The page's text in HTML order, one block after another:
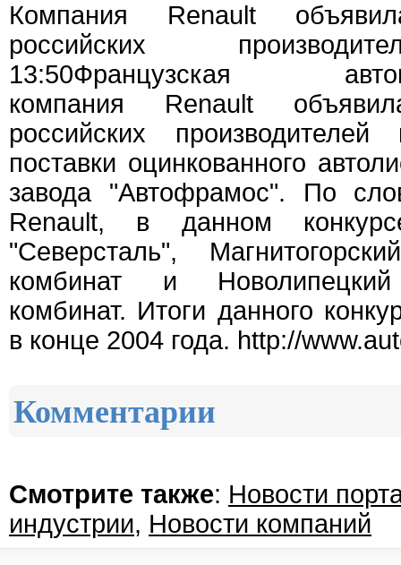
Компания Renault
российских
13:50Французская
компания Renault
российских
поставки оцинкованного
завода "Автофрамос". По
Renault, в данном
"Северсталь",
комбинат и Новолипецкий
комбинат. Итоги данного
в конце 2004 года. http://
Комментарии
Смотрите также: Новости
индустрии, Новости компаний